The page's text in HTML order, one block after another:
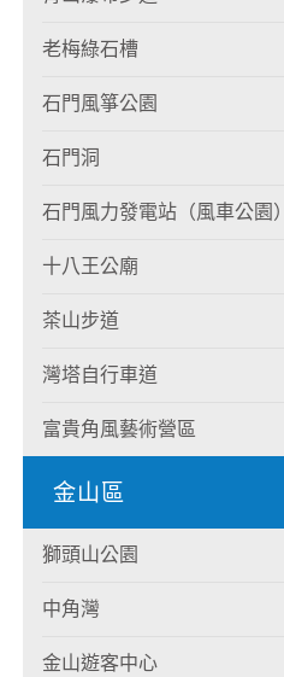
老梅綠石槽
石門風箏公園
石門洞
石門風力發電站（風車公園）
十八王公廟
茶山步道
灣塔自行車道
富貴角風藝術營區
金山區
獅頭山公園
中角灣
金山遊客中心